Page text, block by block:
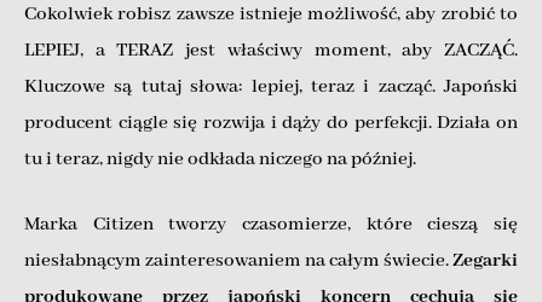
Cokolwiek robisz zawsze istnieje możliwość, aby zrobić to
LEPIEJ, a TERAZ jest właściwy moment, aby ZACZĄĆ.
Kluczowe są tutaj słowa: lepiej, teraz i zacząć. Japoński
producent ciągle się rozwija i dąży do perfekcji. Działa on
tu i teraz, nigdy nie odkłada niczego na później.
Marka Citizen tworzy czasomierze, które cieszą się
niesłabnącym zainteresowaniem na całym świecie.Zegarki